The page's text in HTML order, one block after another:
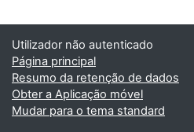
Utilizador não autenticado
Página principal
Resumo da retenção de dados
Obter a Aplicação móvel
Mudar para o tema standard